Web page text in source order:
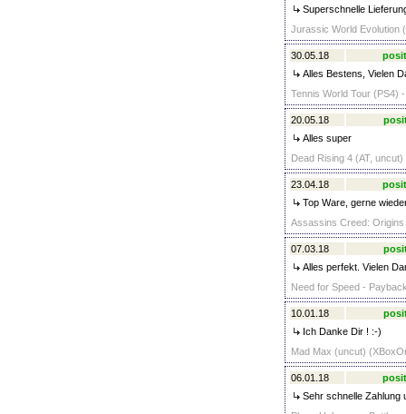
Superschnelle
Jurassic World Evolution
30.05.18
Alles Bestens, Vielen
Tennis World Tour (PS4)
20.05.18
Alles super
Dead Rising 4 (AT,
23.04.18
Top Ware, gerne
Assassins Creed:
07.03.18
Alles perfekt. Vielen
Need for Speed -
10.01.18
Ich Danke Dir ! :-)
Mad Max (uncut)
06.01.18
Sehr schnelle Zahlung